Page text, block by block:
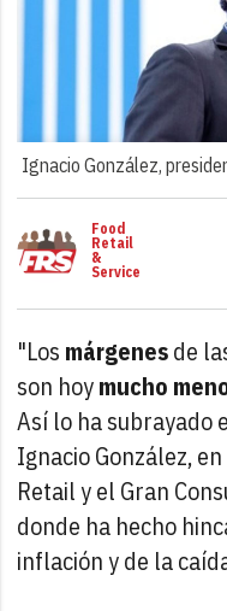
Ignacio González,
Food
Retail
&
Service
"Los márgenesde
son hoymucho
Así lo ha subrayado
Ignacio González,
Retail y el Gran
donde ha hecho
inflación y de la